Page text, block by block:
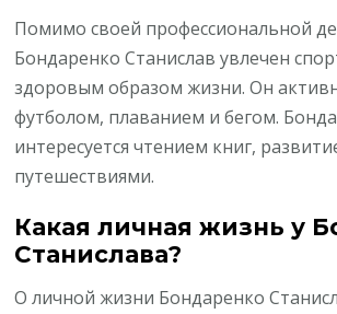
Помимо своей профессиональной
Бондаренко Станислав увлечен
здоровым образом жизни. Он
футболом, плаванием и бегом.
интересуется чтением книг,
путешествиями.
Какая личная жизнь у
Станислава?
О личной жизни Бондаренко